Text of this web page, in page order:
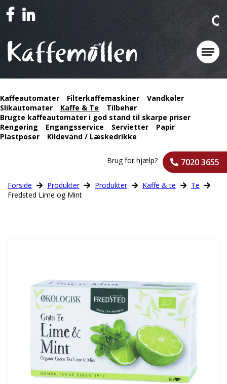
Kaffeautomater Filterkaffemaskiner
Vandkøler
Slikautomater
Kaffe & Te
Tilbehør
Brugte kaffeautomater i god stand til skarpe priser
Rengøring
Engangsservice Servietter
Papir
Plastposer
Kildevand / Læskedrikke
Brug for hjælp? 7020 3655
Forside Produkter Produkter Kaffe & te
Te
Fredsted Lime og Mint